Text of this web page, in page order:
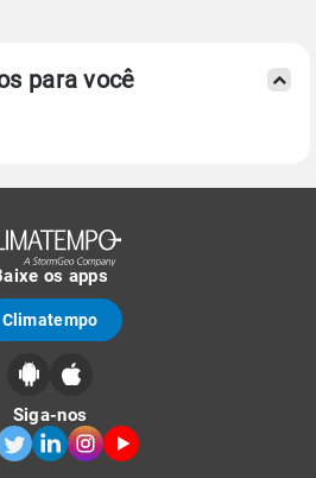
para você
os apps
Climatempo
Siga-nos